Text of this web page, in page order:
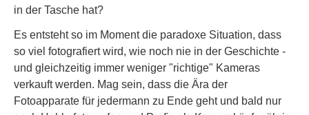
in der Tasche hat?
Es entsteht so im Moment die paradoxe Situation, dass
so viel fotografiert wird, wie noch nie in der Geschichte -
und gleichzeitig immer weniger "richtige" Kameras
verkauft werden. Mag sein, dass die Ära der
Fotoapparate für jedermann zu Ende geht und bald nur